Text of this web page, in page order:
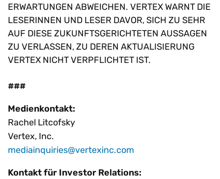
ERWARTUNGEN ABWEICHEN. VERTEX WARNT DIE
LESERINNEN UND LESER DAVOR, SICH ZU SEHR
AUF DIESE ZUKUNFTSGERICHTETEN AUSSAGEN
ZU VERLASSEN, ZU DEREN AKTUALISIERUNG
VERTEX NICHT VERPFLICHTET IST.
###
Medienkontakt:
Rachel Litcofsky
Vertex, Inc.
mediainquiries@vertexinc.com
Kontakt für Investor Relations: